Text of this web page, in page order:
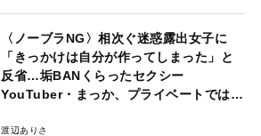
〈ノーブラNG〉相次ぐ迷惑露出女子に
「きっかけは自分が作ってしまった」と
反省…垢BANくらったセクシー
YouTuber・まっか、プライベートでは…
渡辺ありさ